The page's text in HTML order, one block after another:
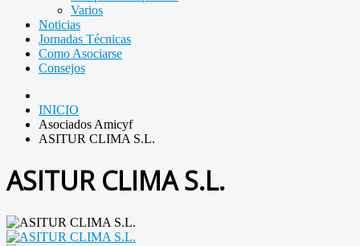
Varios
Noticias
Jornadas Técnicas
Como Asociarse
Consejos
INICIO
Asociados Amicyf
ASITUR CLIMA S.L.
ASITUR CLIMA S.L.